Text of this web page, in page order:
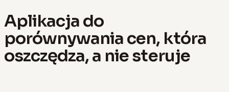
Aplikacja do
porównywania cen, która
oszczędza, a nie steruje